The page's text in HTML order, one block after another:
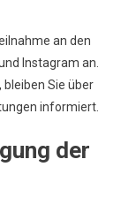
an den
Instagram an.
Sie über
informiert.
der